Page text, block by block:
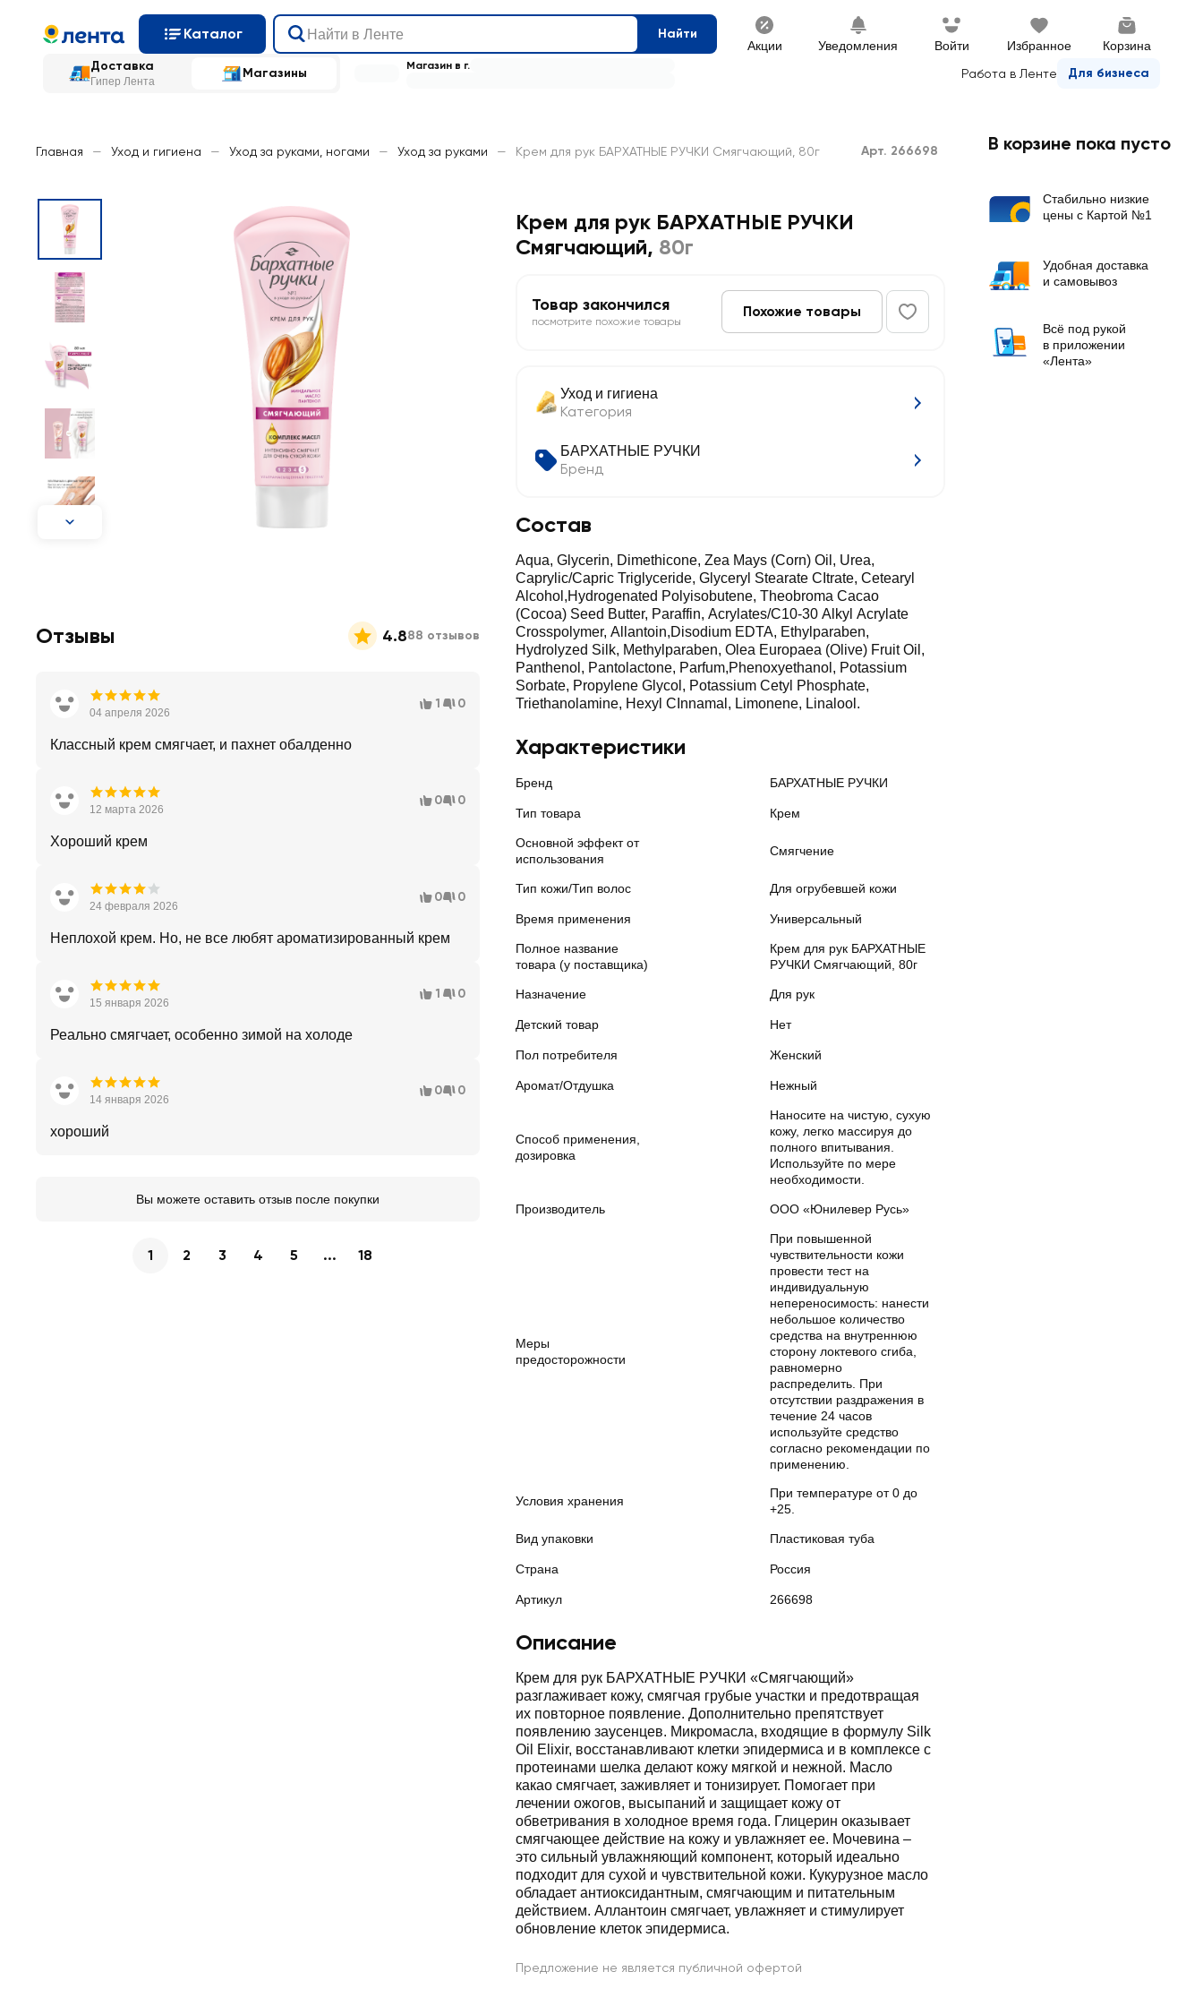
Каталог Найти
Акции Уведомления Войти Избранное Корзина
Доставка
Гипер Лента
Магазины Работа в Ленте Для бизнеса
Магазин в г.
Главная — Уход и гигиена — Уход за руками, ногами — Уход за руками — Крем для рук БАРХАТНЫЕ РУЧКИ Смягчающий, 80г Арт. 266698
Крем для рук БАРХАТНЫЕ РУЧКИ
Смягчающий, 80г
Товар закончился
посмотрите похожие товары
Похожие товары
Уход и гигиена
Категория
БАРХАТНЫЕ РУЧКИ
Бренд
Состав
Aqua, Glycerin, Dimethicone, Zea Mays (Corn) Oil, Urea,
Caprylic/Capric Triglyceride, Glyceryl Stearate CItrate, Cetearyl
Alcohol,Hydrogenated Polyisobutene, Theobroma Cacao
(Cocoa) Seed Butter, Paraffin, Acrylates/C10-30 Alkyl Acrylate
Crosspolymer, Allantoin,Disodium EDTA, Ethylparaben,
Hydrolyzed Silk, Methylparaben, Olea Europaea (Olive) Fruit Oil,
Panthenol, Pantolactone, Parfum,Phenoxyethanol, Potassium
Sorbate, Propylene Glycol, Potassium Cetyl Phosphate,
Triethanolamine, Hexyl CInnamal, Limonene, Linalool.
Характеристики
Бренд БАРХАТНЫЕ РУЧКИ
Тип товара Крем
Основной эффект от
использования
Смягчение
Тип кожи/Тип волос Для огрубевшей кожи
Время применения Универсальный
Полное название
товара (у поставщика)
Крем для рук БАРХАТНЫЕ
РУЧКИ Смягчающий, 80г
Назначение Для рук
Детский товар Нет
Пол потребителя Женский
Аромат/Отдушка Нежный
Способ применения,
дозировка
Наносите на чистую, сухую
кожу, легко массируя до
полного впитывания.
Используйте по мере
необходимости.
Производитель ООО «Юнилевер Русь»
Меры
предосторожности
При повышенной
чувствительности кожи
провести тест на
индивидуальную
непереносимость: нанести
небольшое количество
средства на внутреннюю
сторону локтевого сгиба,
равномерно
распределить. При
отсутствии раздражения в
течение 24 часов
используйте средство
согласно рекомендации по
применению.
Условия хранения
При температуре от 0 до
+25.
Вид упаковки Пластиковая туба
Страна Россия
Артикул 266698
Описание
Крем для рук БАРХАТНЫЕ РУЧКИ «Смягчающий»
разглаживает кожу, смягчая грубые участки и предотвращая
их повторное появление. Дополнительно препятствует
появлению заусенцев. Микромасла, входящие в формулу Silk
Oil Elixir, восстанавливают клетки эпидермиса и в комплексе с
протеинами шелка делают кожу мягкой и нежной. Масло
какао смягчает, заживляет и тонизирует. Помогает при
лечении ожогов, высыпаний и защищает кожу от
обветривания в холодное время года. Глицерин оказывает
смягчающее действие на кожу и увлажняет ее. Мочевина –
это сильный увлажняющий компонент, который идеально
подходит для сухой и чувствительной кожи. Кукурузное масло
обладает антиоксидантным, смягчающим и питательным
действием. Аллантоин смягчает, увлажняет и стимулирует
обновление клеток эпидермиса.
Предложение не является публичной офертой
Отзывы 4.888 отзывов
04 апреля 2026
1 0
Классный крем смягчает, и пахнет обалденно
12 марта 2026
0 0
Хороший крем
24 февраля 2026
0 0
Неплохой крем. Но, не все любят ароматизированный крем
15 января 2026
1 0
Реально смягчает, особенно зимой на холоде
14 января 2026
0 0
хороший
Вы можете оставить отзыв после покупки
1 2 3 4 5 ... 18
В корзине пока пусто
Стабильно низкие
цены с Картой №1
Удобная доставка
и самовывоз
Всё под рукой
в приложении
«Лента»